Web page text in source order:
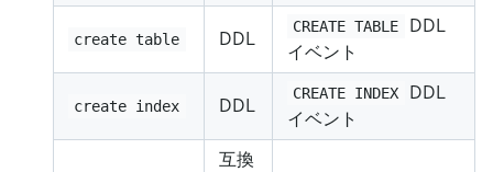
create table DDL
CREATE TABLE
DDL
イベント
create index DDL
CREATE INDEX
DDL
イベント
互換